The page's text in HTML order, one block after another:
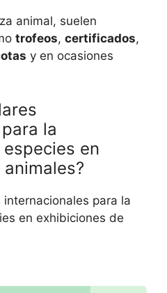
animal, suelen
trofeos, certificados,
y en ocasiones
la
en
para la
en exhibiciones de